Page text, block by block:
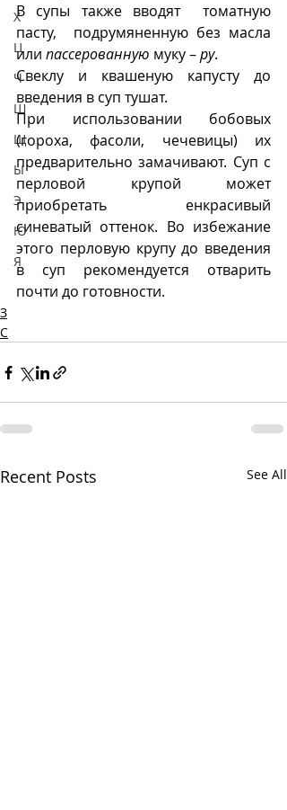
Х
Ц
Ч
Ш
Щ
Ы
Э
Ю
Я
В супы также вводят  томатную
пасту,  подрумяненную без масла
или пассерованную муку – ру.
Свеклу и квашеную капусту до
введения в суп тушат.
При использовании бобовых
(гороха, фасоли, чечевицы) их
предварительно замачивают. Суп с
перловой крупой может
приобретать енкрасивый
синеватый оттенок. Во избежание
этого перловую крупу до введения
в суп рекомендуется отварить
почти до готовности.
З
С
Recent Posts See All